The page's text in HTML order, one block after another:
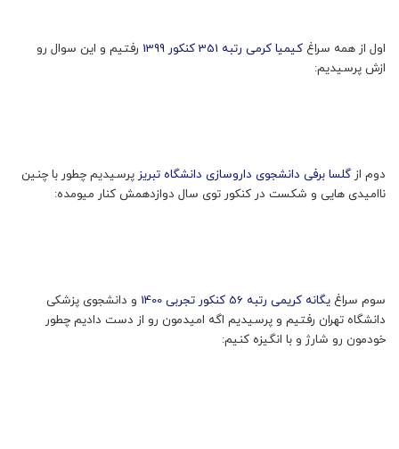
اول از همه سراغ کیمیا کرمی رتبه 351 کنکور 1399
رفتیم و این سوال رو
ازش پرسیدیم:
دوم از گلسا برفی دانشجوی داروسازی دانشگاه تبریز پرسیدیم چطور با چنین
ناامیدی هایی و شکست در کنکور توی سال دوازدهمش کنار میومده:
سوم سراغ یگانه کریمی رتبه 56 کنکور تجربی 1400
و دانشجوی پزشکی
دانشگاه تهران رفتیم و پرسیدیم اگه امیدمون رو از دست دادیم چطور
خودمون رو شارژ و با انگیزه کنیم: